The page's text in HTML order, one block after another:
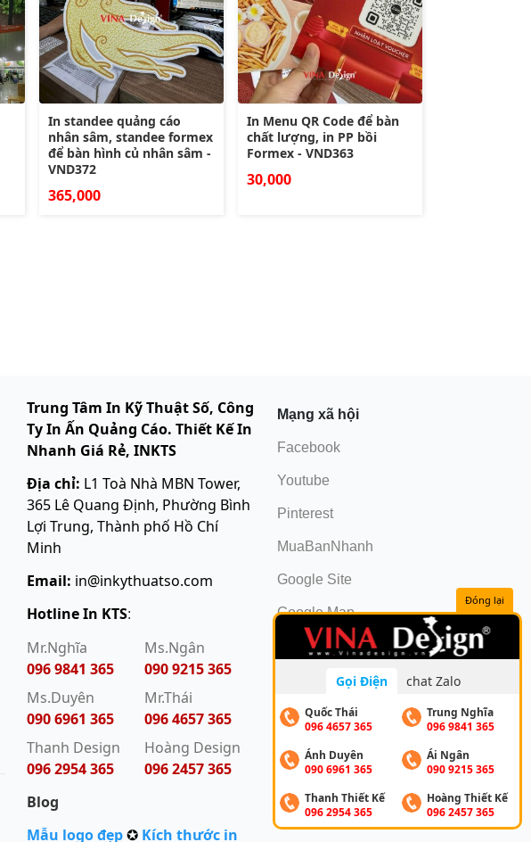
In standee quảng cáo
nhân sâm, standee formex
để bàn hình củ nhân sâm -
VND372
365,000
In Menu QR Code để bàn
chất lượng, in PP bồi
Formex - VND363
30,000
Trung Tâm In Kỹ Thuật Số, Công
Ty In Ấn Quảng Cáo. Thiết Kế In
Nhanh Giá Rẻ, INKTS
Địa chỉ: L1 Toà Nhà MBN Tower,
365 Lê Quang Định, Phường Bình
Lợi Trung, Thành phố Hồ Chí
Minh
Email: in@inkythuatso.com
Hotline In KTS:
Mr.Nghĩa
096 9841 365
Ms.Ngân
090 9215 365
Ms.Duyên
090 6961 365
Mr.Thái
096 4657 365
Thanh Design
096 2954 365
Hoàng Design
096 2457 365
Blog
Mẫu logo đẹp✪ Kích thước in
Mạng xã hội
Facebook
Youtube
Pinterest
MuaBanNhanh
Google Site
Google Map
Đóng lại
Gọi Điện chat Zalo
Quốc Thái
096 4657 365
Trung Nghĩa
096 9841 365
Ánh Duyên
090 6961 365
Ái Ngân
090 9215 365
Thanh Thiết Kế
096 2954 365
Hoàng Thiết Kế
096 2457 365